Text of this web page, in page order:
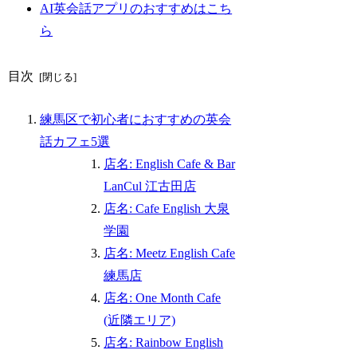
AI英会話アプリのおすすめはこち
ら
目次
練馬区で初心者におすすめの英会
話カフェ5選
店名: English Cafe & Bar
LanCul 江古田店
店名: Cafe English 大泉
学園
店名: Meetz English Cafe
練馬店
店名: One Month Cafe
(近隣エリア)
店名: Rainbow English